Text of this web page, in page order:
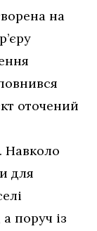
на
оточений
Навколо
для
поруч із